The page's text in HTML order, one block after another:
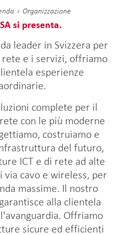
Organizzazione
si presenta.
leader in Svizzera per
e i servizi, offriamo
esperienze
complete per il
con le più moderne
costruiamo e
del futuro,
ICT e di rete ad alte
cavo e wireless, per
massime. Il nostro
alla clientela
Offriamo
sicure ed efficienti